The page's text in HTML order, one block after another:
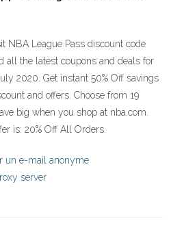
NBA League Pass discount code
all the latest coupons and deals for
2020. Get instant 50% Off savings
and offers. Choose from 19
big when you shop at nba.com.
is: 20% Off All Orders.
un e-mail anonyme
server